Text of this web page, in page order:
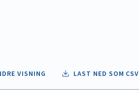
VISNING LAST NED SOM CSV